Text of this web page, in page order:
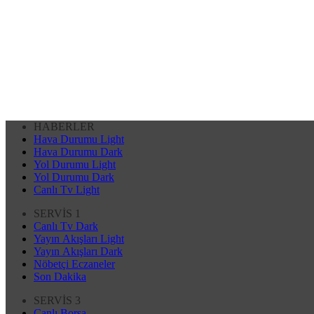
HABERLER
Hava Durumu Light
Hava Durumu Dark
Yol Durumu Light
Yol Durumu Dark
Canlı Tv Light
SERVİS 1
Canlı Tv Dark
Yayın Akışları Light
Yayın Akışları Dark
Nöbetçi Eczaneler
Son Dakika
SERVİS 3